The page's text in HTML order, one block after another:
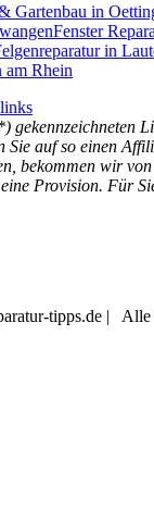
Gartenbau in
Fenster
in
am Rhein
gekennzeichneten
Sie auf so einen
bekommen wir
Provision. Für
tipps.de | Alle